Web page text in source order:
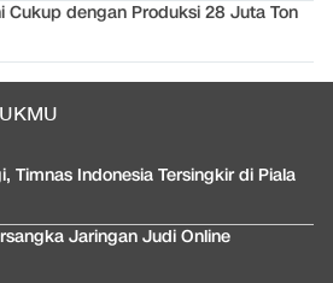
Cukup dengan Produksi 28 Juta Ton
Timnas Indonesia Tersingkir di Piala
Jaringan Judi Online